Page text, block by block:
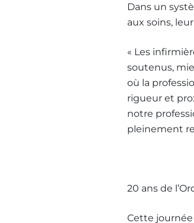
Dans un
aux soins,
« Les
soutenus,
où la
rigueur et
notre
pleinement
20 ans de
Cette journée